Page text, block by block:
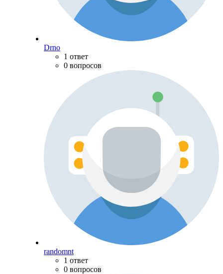
Drno
1 ответ
0 вопросов
randomnt
1 ответ
0 вопросов